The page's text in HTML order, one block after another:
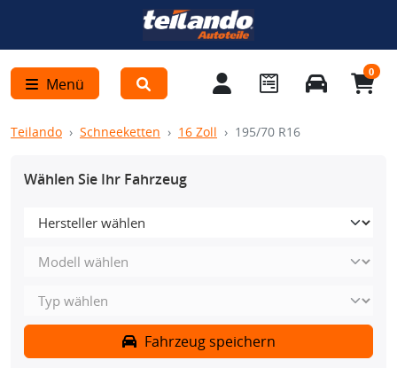
Menü
0
Teilando Schneeketten 16 Zoll 195/70 R16
Wählen Sie Ihr Fahrzeug
Fahrzeug speichern